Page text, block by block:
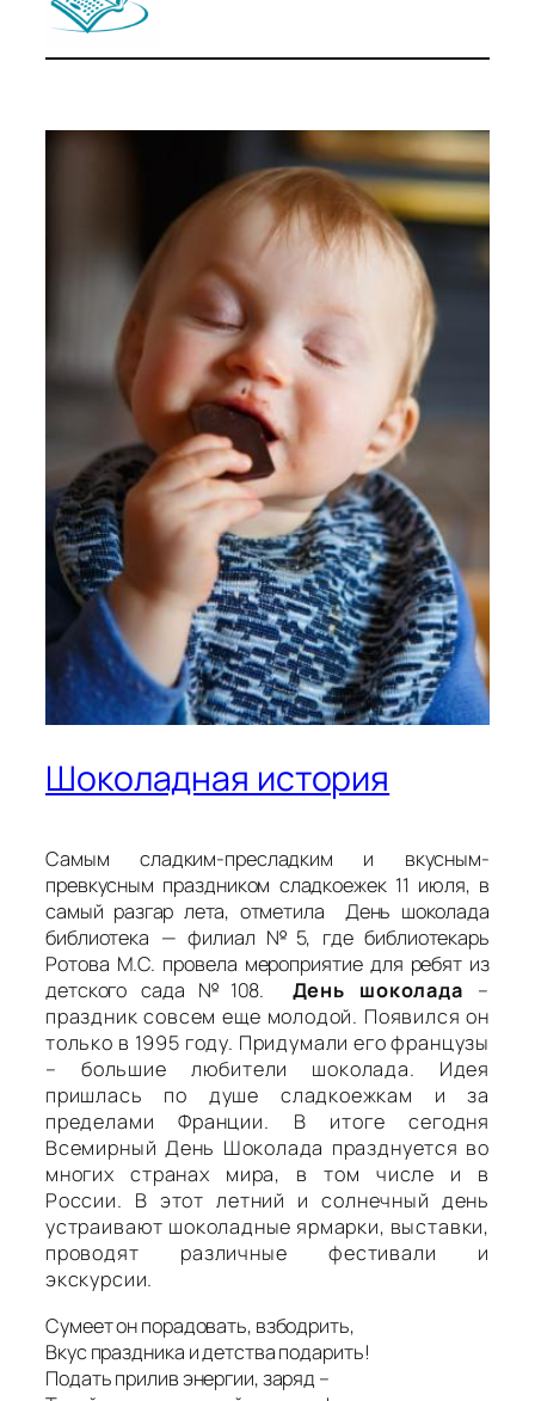
Шоколадная история
Самым сладким-пресладким и вкусным-
превкусным праздником сладкоежек 11 июля, в
самый разгар лета, отметила День шоколада
библиотека — филиал №5, где библиотекарь
Ротова М.С. провела мероприятие для ребят из
детского сада №108. День шоколада
–
праздник совсем еще молодой. Появился он
только в 1995 году. Придумали его французы
– большие любители шоколада. Идея
пришлась по душе сладкоежкам и за
пределами Франции. В итоге сегодня
Всемирный День Шоколада празднуется во
многих странах мира, в том числе и в
России. В этот летний и солнечный день
устраивают шоколадные ярмарки, выставки,
проводят различные фестивали и
экскурсии.
Сумеет он порадовать, взбодрить,
Вкус праздника и детства подарить!
Подать прилив энергии, заряд –